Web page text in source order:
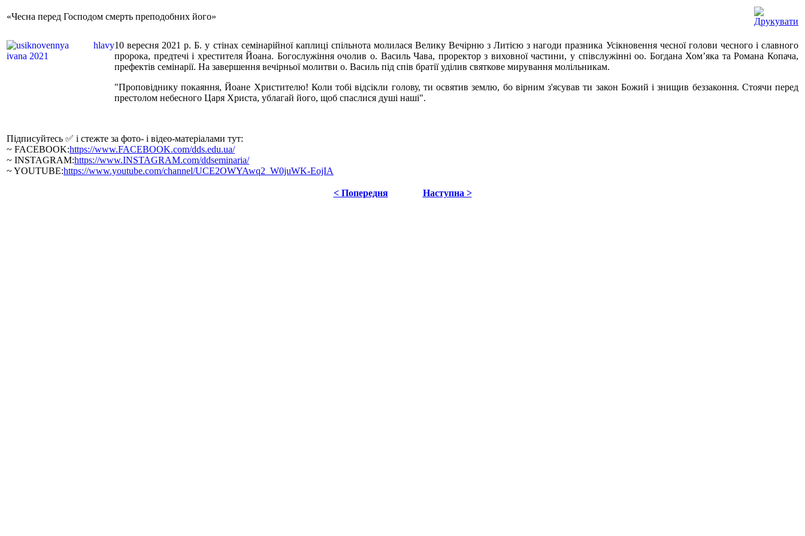
«Чесна перед Господом смерть преподобних його»
10 вересня 2021 р. Б. у стінах семінарійної каплиці спільнота молилася Велику Вечірню з Литією з нагоди празника Усікновення чесної голови чесного і славного
пророка, предтечі і хрестителя Йоана. Богослужіння очолив о. Василь Чава, проректор з виховної частини, у співслужінні оо. Богдана Хом’яка та Романа Копача,
префектів семінарії. На завершення вечірньої молитви о. Василь під спів братії уділив святкове мирування молільникам.
"Проповіднику покаяння, Йоане Христителю! Коли тобі відсікли голову, ти освятив землю, бо вірним з'ясував ти закон Божий і знищив беззаконня. Стоячи перед
престолом небесного Царя Христа, ублагай його, щоб спаслися душі наші".
Підписуйтесь ✅ і стежте за фото- і відео-матеріалами тут:
~ FACEBOOK:https://www.FACEBOOK.com/dds.edu.ua/
~ INSTAGRAM:https://www.INSTAGRAM.com/ddseminaria/
~ YOUTUBE:https://www.youtube.com/channel/UCE2OWYAwq2_W0juWK-EojIA
< Попередня Наступна >